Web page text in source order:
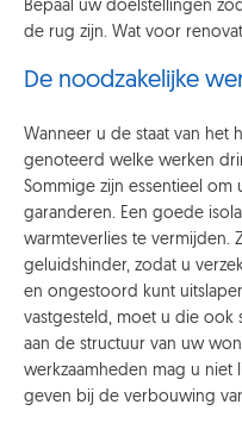
Bepaal uw doelstellingen
de rug zijn. Wat voor
De noodzakelijke
Wanneer u de staat van het
genoteerd welke werken
Sommige zijn essentieel
garanderen. Een goede
warmteverlies te vermijden.
geluidshinder, zodat u
en ongestoord kunt
vastgesteld, moet u die ook
aan de structuur van uw
werkzaamheden mag u
geven bij de verbouwing